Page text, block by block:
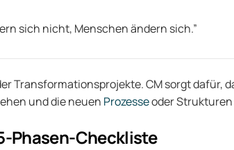
sich nicht, Menschen ändern sich.”
Transformationsprojekte. CM sorgt dafür,
und die neuen Prozesseoder
Phasen-Checkliste